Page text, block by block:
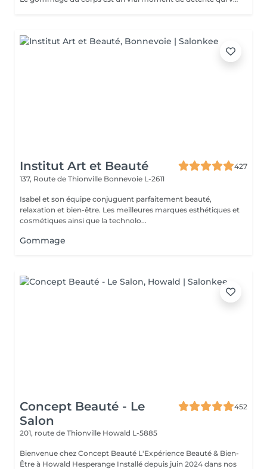
Institut Art et Beauté
427
137, Route de Thionville Bonnevoie L-2611
Isabel et son équipe conjuguent parfaitement beauté,
relaxation et bien-être. Les meilleures marques esthétiques et
cosmétiques ainsi que la technolo...
Gommage
Concept Beauté - Le
Salon
452
201, route de Thionville Howald L-5885
Bienvenue chez Concept Beauté L'Expérience Beauté & Bien-
Être à Howald Hesperange Installé depuis juin 2024 dans nos